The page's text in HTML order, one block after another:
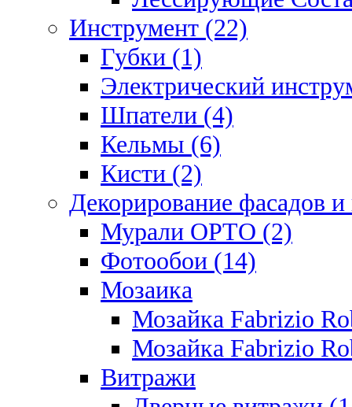
Инструмент (22)
Губки (1)
Электрический
Шпатели (4)
Кельмы (6)
Кисти (2)
Декорирование фасадов и
Мурали ОРТО (2)
Фотообои (14)
Мозаика
Мозайка Fabrizio
Мозайка Fabrizio
Витражи